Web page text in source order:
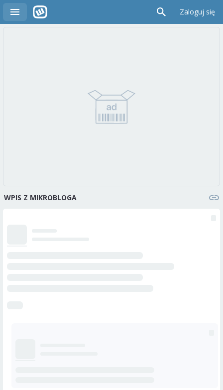
Zaloguj się
WPIS Z MIKROBLOGA